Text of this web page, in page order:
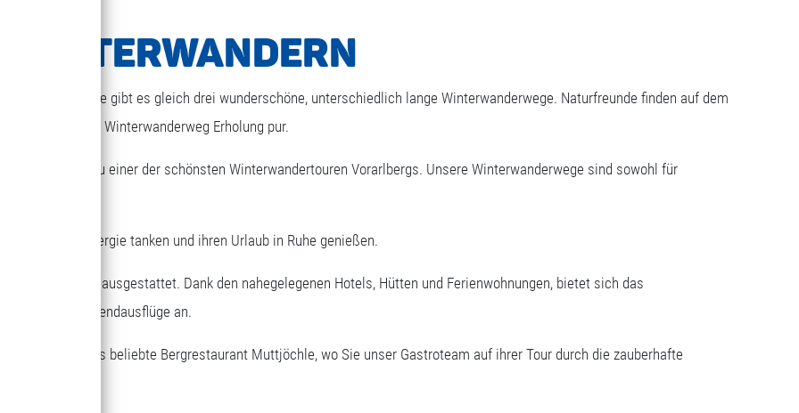
m Seehöhe gibt es gleich drei wunderschöne, unterschiedlich lange Winterwanderwege. Naturfreunde finden auf dem
2 km langen Winterwanderweg Erholung pur.
zählt zu einer der schönsten Winterwandertouren Vorarlbergs. Unsere Winterwanderwege sind sowohl für
Kraft und Energie tanken und ihren Urlaub in Ruhe genießen.
Ruhebänken ausgestattet. Dank den nahegelegenen Hotels, Hütten und Ferienwohnungen, bietet sich das
oder Wochenendausflüge an.
Sie das beliebte Bergrestaurant Muttjöchle, wo Sie unser Gastroteam auf ihrer Tour durch die zauberhafte